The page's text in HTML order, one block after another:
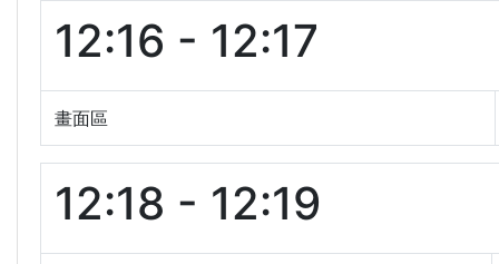
12:16 - 12:17
畫面區
12:18 - 12:19